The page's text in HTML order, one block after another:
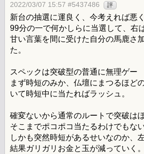
2022/03/07 15:57 #5437486 評
新台の抽選に運良く、今考えれば悪
99分の一で何かしらに当選して、右
甘い言葉を間に受けた自分の馬鹿さ
た。
スペックは突破型の普通に無理ゲー
まず時短のみか、仏壇にまつるほど
いて時短中に当たればラッシュ。
確変ないから通常のルートで突破は
そこまでポコポコ当たるわけでもない
しかも突然時短があるせいなのか、
結果ガリガリお金と玉が減っていく。